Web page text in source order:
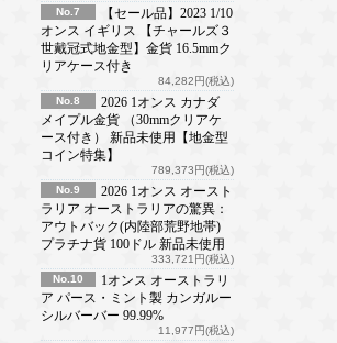
No.7
【セール品】2023 1/10
オンス イギリス 【チャールズ３
世戴冠式地金型】金貨 16.5mmク
リアケース付き
84,282円(税込)
No.8
2026 1オンス カナダ
メイプル金貨 （30mmクリアケ
ース付き） 新品未使用【地金型
コイン特集】
789,373円(税込)
No.9
2026 1オンス オースト
ラリア オーストラリアの驚異：
アウトバック(内陸部荒野地帯)
プラチナ貨 100ドル 新品未使用
333,721円(税込)
No.10
1オンス オーストラリ
ア パース・ミント製 カンガルー
シルバーバー 99.99%
11,977円(税込)